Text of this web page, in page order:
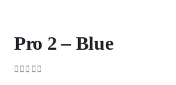
Pro 2 – Blue